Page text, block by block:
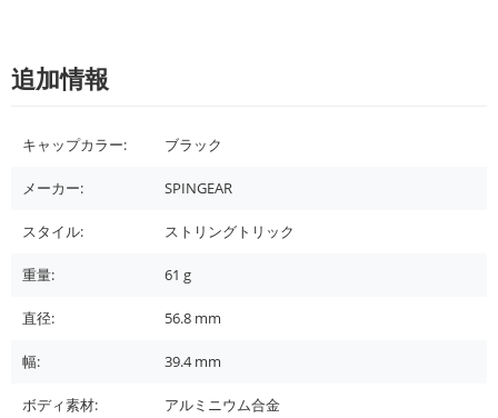
追加情報
キャップカラー: ブラック
メーカー: SPINGEAR
スタイル: ストリングトリック
重量: 61 g
直径: 56.8 mm
幅: 39.4mm
ボディ素材: アルミニウム合金